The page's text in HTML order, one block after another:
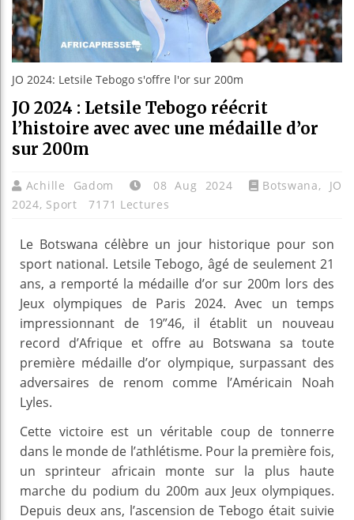
JO 2024: Letsile Tebogo s'offre l'or sur 200m
JO 2024 : Letsile Tebogo réécrit
l’histoire avec avec une médaille d’or
sur 200m
Achille Gadom 08 Aug 2024 Botswana, JO
2024, Sport 7171 Lectures
Le Botswana célèbre un jour historique pour son
sport national. Letsile Tebogo, âgé de seulement 21
ans, a remporté la médaille d’or sur 200m lors des
Jeux olympiques de Paris 2024. Avec un temps
impressionnant de 19”46, il établit un nouveau
record d’Afrique et offre au Botswana sa toute
première médaille d’or olympique, surpassant des
adversaires de renom comme l’Américain Noah
Lyles.
Cette victoire est un véritable coup de tonnerre
dans le monde de l’athlétisme. Pour la première fois,
un sprinteur africain monte sur la plus haute
marche du podium du 200m aux Jeux olympiques.
Depuis deux ans, l’ascension de Tebogo était suivie